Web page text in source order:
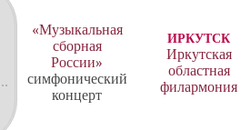
«Музыкальная
сборная
России»
симфонический
концерт
ИРКУТСК
Иркутская
областная
филармония